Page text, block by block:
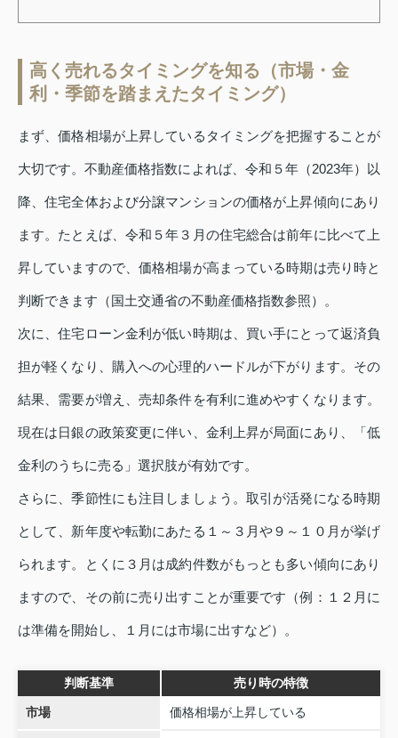
高く売れるタイミングを知る（市場・金
利・季節を踏まえたタイミング）
まず、価格相場が上昇しているタイミングを把握することが
大切です。不動産価格指数によれば、令和５年（2023年）以
降、住宅全体および分譲マンションの価格が上昇傾向にあり
ます。たとえば、令和５年３月の住宅総合は前年に比べて上
昇していますので、価格相場が高まっている時期は売り時と
判断できます（国土交通省の不動産価格指数参照）。
次に、住宅ローン金利が低い時期は、買い手にとって返済負
担が軽くなり、購入への心理的ハードルが下がります。その
結果、需要が増え、売却条件を有利に進めやすくなります。
現在は日銀の政策変更に伴い、金利上昇が局面にあり、「低
金利のうちに売る」選択肢が有効です。
さらに、季節性にも注目しましょう。取引が活発になる時期
として、新年度や転勤にあたる１～３月や９～１０月が挙げ
られます。とくに３月は成約件数がもっとも多い傾向にあり
ますので、その前に売り出すことが重要です（例：１２月に
は準備を開始し、１月には市場に出すなど）。
判断基準 売り時の特徴
市場 価格相場が上昇している